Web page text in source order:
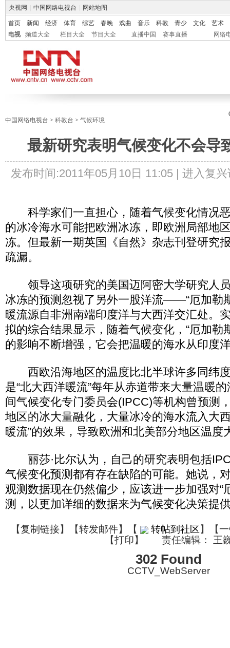
央视网 中国网络电视台 网站地图
首页 新闻 经济 体育 综艺 春晚 戏曲 音乐 科教 青少 文化
艺术
电视
频道大全 栏目大全 节目大全 直播中国 赛事直播 网络
中国网络电视台 > 科教台 > 气候环境
最新研究表明气候变化不会导
发布时间:2011年05月10日 11:05 | 进入复兴
科学家们一直担心，随着气候变化情况
的冰冷海水可能把欧洲冰冻，即欧洲局部地
冻。但最新一期英国《自然》杂志刊登研究
疏漏。
领导这项研究的美国迈阿密大学研究人员
冰冻的预测忽视了另外一股洋流——“厄加勒
暖流源自非洲南端印度洋与大西洋交汇处。
拟的综合结果显示，随着气候变化，“厄加勒
的影响不断增强，它会把温暖的海水从印度
西欧沿海地区的温度比北半球许多同纬
是“北大西洋暖流”每年从赤道带来大量温暖
间气候变化专门委员会(IPCC)等机构曾预测
地区的冰大量融化，大量冰冷的海水流入大
暖流”的效果，导致欧洲和北美部分地区温度
丽莎·比尔认为，自己的研究表明包括
气候变化预测都有存在缺陷的可能。她说，
观测数据现在仍然偏少，应该进一步加强对“
测，以更加详细的数据来为气候变化决策提
【复制链接】【转发邮件】 【 转帖到社区】【
【打印】 责任编辑： 王
302 Found
CCTV_WebServer